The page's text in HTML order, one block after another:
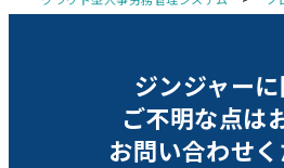
ジンジャー
ご不明な点は
お問い合わせく